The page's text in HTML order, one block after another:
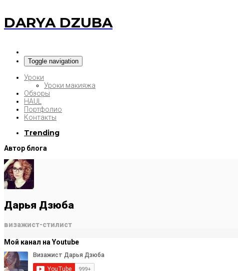
DARYA DZUBA
Toggle navigation
Уроки
Уроки макияжа
Обзоры
HAUL
Портфолио
Контакты
Trending
Автор блога
Дарья Дзюба
визажист-стилист
Мой канал на Youtube